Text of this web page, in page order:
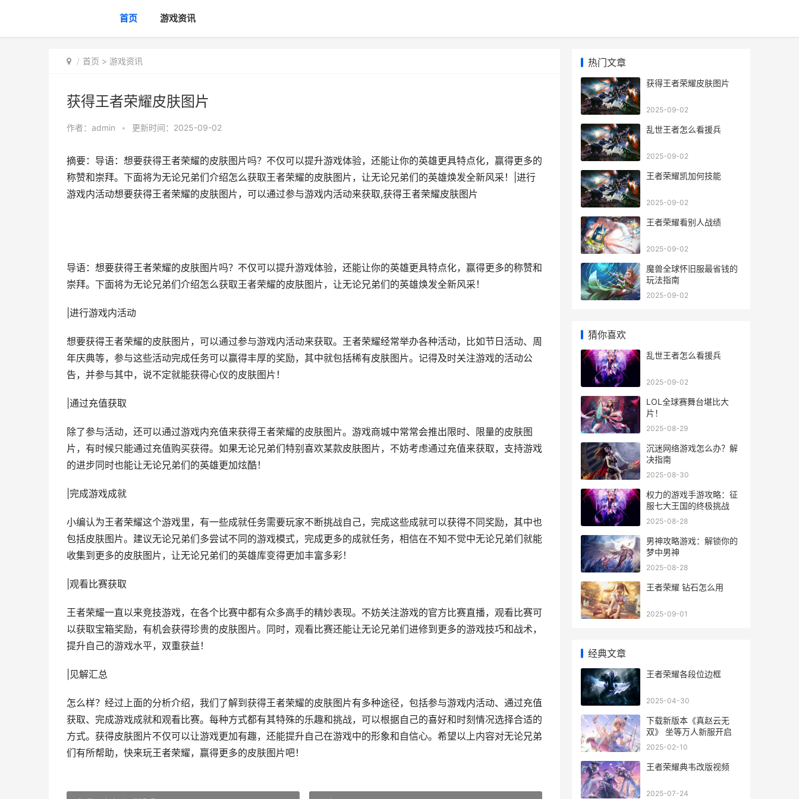
首页 游戏资讯
首页 > 游戏资讯
获得王者荣耀皮肤图片
作者： admin • 更新时间：2025-09-02
摘要：导语：想要获得王者荣耀的皮肤图片吗？不仅可以提升游戏体验，还能让你的英雄更具特点化，赢得更多的
称赞和崇拜。下面将为无论兄弟们介绍怎么获取王者荣耀的皮肤图片，让无论兄弟们的英雄焕发全新风采！|进行
游戏内活动想要获得王者荣耀的皮肤图片，可以通过参与游戏内活动来获取,获得王者荣耀皮肤图片
导语：想要获得王者荣耀的皮肤图片吗？不仅可以提升游戏体验，还能让你的英雄更具特点化，赢得更多的称赞和
崇拜。下面将为无论兄弟们介绍怎么获取王者荣耀的皮肤图片，让无论兄弟们的英雄焕发全新风采！
|进行游戏内活动
想要获得王者荣耀的皮肤图片，可以通过参与游戏内活动来获取。王者荣耀经常举办各种活动，比如节日活动、周
年庆典等，参与这些活动完成任务可以赢得丰厚的奖励，其中就包括稀有皮肤图片。记得及时关注游戏的活动公
告，并参与其中，说不定就能获得心仪的皮肤图片！
|通过充值获取
除了参与活动，还可以通过游戏内充值来获得王者荣耀的皮肤图片。游戏商城中常常会推出限时、限量的皮肤图
片，有时候只能通过充值购买获得。如果无论兄弟们特别喜欢某款皮肤图片，不妨考虑通过充值来获取，支持游戏
的进步同时也能让无论兄弟们的英雄更加炫酷！
|完成游戏成就
小编认为王者荣耀这个游戏里，有一些成就任务需要玩家不断挑战自己，完成这些成就可以获得不同奖励，其中也
包括皮肤图片。建议无论兄弟们多尝试不同的游戏模式，完成更多的成就任务，相信在不知不觉中无论兄弟们就能
收集到更多的皮肤图片，让无论兄弟们的英雄库变得更加丰富多彩！
|观看比赛获取
王者荣耀一直以来竞技游戏，在各个比赛中都有众多高手的精妙表现。不妨关注游戏的官方比赛直播，观看比赛可
以获取宝箱奖励，有机会获得珍贵的皮肤图片。同时，观看比赛还能让无论兄弟们进修到更多的游戏技巧和战术，
提升自己的游戏水平，双重获益！
|见解汇总
怎么样？经过上面的分析介绍，我们了解到获得王者荣耀的皮肤图片有多种途径，包括参与游戏内活动、通过充值
获取、完成游戏成就和观看比赛。每种方式都有其特殊的乐趣和挑战，可以根据自己的喜好和时刻情况选择合适的
方式。获得皮肤图片不仅可以让游戏更加有趣，还能提升自己在游戏中的形象和自信心。希望以上内容对无论兄弟
们有所帮助，快来玩王者荣耀，赢得更多的皮肤图片吧！
热门文章
获得王者荣耀皮肤图片
2025-09-02
乱世王者怎么看援兵
2025-09-02
王者荣耀凯加何技能
2025-09-02
王者荣耀看别人战绩
2025-09-02
魔兽全球怀旧服最省钱的
玩法指南
2025-09-02
猜你喜欢
乱世王者怎么看援兵
2025-09-02
LOL全球赛舞台堪比大
片！
2025-08-29
沉迷网络游戏怎么办？解
决指南
2025-08-30
权力的游戏手游攻略：征
服七大王国的终极挑战
2025-08-28
男神攻略游戏：解锁你的
梦中男神
2025-08-28
王者荣耀 钻石怎么用
2025-09-01
经典文章
王者荣耀各段位边框
2025-04-30
下载新版本《真赵云无
双》 坐等万人新服开启
2025-02-10
王者荣耀典韦改版视频
2025-07-24